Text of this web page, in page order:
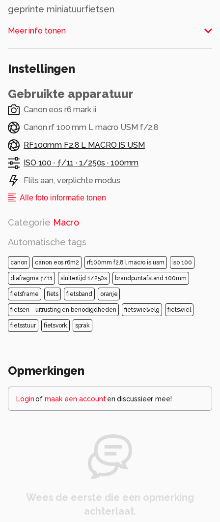
geprinte miniatuurfietsen
Meer info tonen
Instellingen
Gebruikte apparatuur
Canon eos r6 mark ii
Canon rf 100 mm L macro USM f/2,8
RF100mm F2.8 L MACRO IS USM
ISO 100 · ƒ/11 · 1/250s · 100mm
Flits aan, verplichte modus
Alle foto informatie tonen
Categorie Macro
Automatische tags
canon canon eos r6m2 rf100mm f2.8 l macro is usm iso 100
diafragma ƒ/11 sluitertijd 1/250s brandpuntafstand 100mm
fietsframe fiets fietsband oranje
fietsen - uitrusting en benodigdheden fietswielvelg fietswiel
fietsstuur fietsvork sprak
Opmerkingen
Loginof maak een account en discussieer mee!
Wees de eerste die een opmerking
achterlaat.